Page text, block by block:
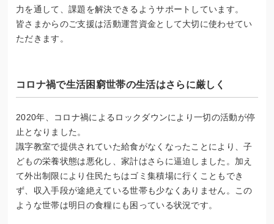
力を通して、課題を解決できるようサポートしています。
皆さまからのご支援は活動運営資金として大切に使わせてい
ただきます。
コロナ禍で生活困窮世帯の生活はさらに厳しく
2020年、コロナ禍によるロックダウンにより一切の活動が停
止となりました。
識字教室で提供されていた給食がなくなったことにより、子
どもの栄養状態は悪化し、家計はさらに逼迫しました。加え
て外出制限により住民たちはゴミ集積場に行くこともでき
ず、収入手段が途絶えている世帯も少なくありません。この
ような世帯は明日の食糧にも困っている状況です。